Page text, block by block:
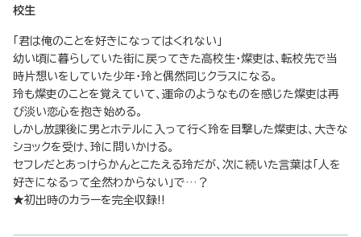
校生
「君は俺のことを好きになってはくれない」
幼い頃に暮らしていた街に戻ってきた高校生・燦吏は、転校先で当
時片想いをしていた少年・玲と偶然同じクラスになる。
玲も燦吏のことを覚えていて、運命のようなものを感じた燦吏は再
び淡い恋心を抱き始める。
しかし放課後に男とホテルに入って行く玲を目撃した燦吏は、大きな
ショックを受け、玲に問いかける。
セフレだとあっけらかんとこたえる玲だが、次に続いた言葉は「人を
好きになるって全然わからない」で…？
★初出時のカラーを完全収録!!